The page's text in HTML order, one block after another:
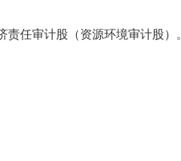
任审计股（资源环境审计股）。